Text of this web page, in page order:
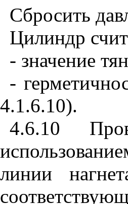
Сбросить
Цилиндр
- значение
-
4.1.6.10).
4.6.10
линии